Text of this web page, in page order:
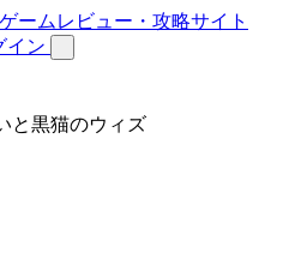
イン
と黒猫のウィズ